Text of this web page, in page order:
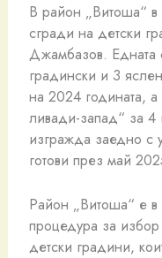
В район „Витоша“ в
сгради на детски
Джамбазов. Едната
градински и 3
на 2024 годината, а
ливади-запад“ за 4
изгражда заедно с
готови през май
Район „Витоша“ е в
процедура за
детски градини,